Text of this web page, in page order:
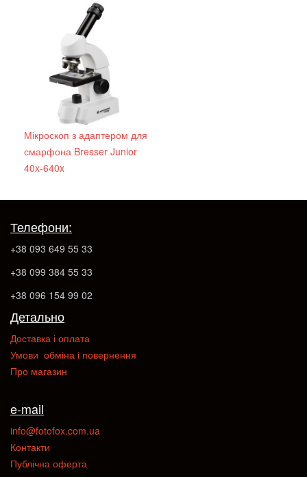
Мікроскоп з адаптером для
смарфона Bresser Junior
40x-640x
Телефони:
+38 093 649 55 33
+38 099 384 55 33
+38 096 154 99 02
Детально
Доставка і оплата
Умови обміна і повернення
Про магазин
e-mail
info@fotofox.com.ua
Контакти
Публічна оферта